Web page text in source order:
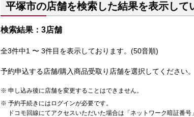
平塚市の店舗を検索した結果を表示して
検索結果：3店舗
全3件中1 〜 3件目を表示しております。(50音順)
予約申込する店舗/購入商品受取り店舗を選択してください。
申し込み後に店舗を変更することはできません。
予約手続きにはログインが必要です。
ドコモ回線にてアクセスいただいた場合は「ネットワーク暗証番